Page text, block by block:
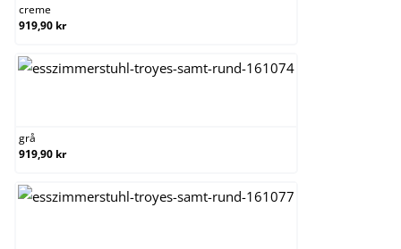
creme
919,90 kr
grå
919,90 kr